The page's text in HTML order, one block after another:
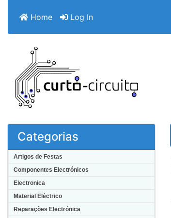
Home Log In
Categorias
Artigos de Festas
Componentes Electrónicos
Electronica
Material Eléctrico
Reparações Electrónica